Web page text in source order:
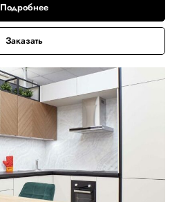
Подробнее
Заказать